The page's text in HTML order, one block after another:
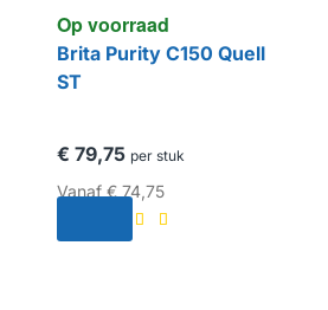
Op voorraad
Brita Purity C150 Quell
ST
€ 79,75 per stuk
Vanaf€ 74,75